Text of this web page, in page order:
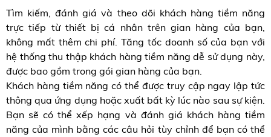
Tìm kiếm, đánh giá và theo dõi khách hàng tiềm năng
trực tiếp từ thiết bị cá nhân trên gian hàng của bạn,
không mất thêm chi phí. Tăng tốc doanh số của bạn với
hệ thống thu thập khách hàng tiềm năng dễ sử dụng này,
được bao gồm trong gói gian hàng của bạn.
Khách hàng tiềm năng có thể được truy cập ngay lập tức
thông qua ứng dụng hoặc xuất bất kỳ lúc nào sau sự kiện.
Bạn sẽ có thể xếp hạng và đánh giá khách hàng tiềm
năng của mình bằng các câu hỏi tùy chỉnh để bạn có thể